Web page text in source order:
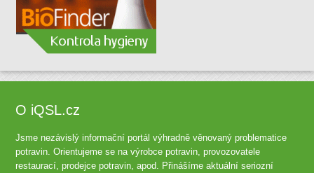
O iQSL.cz
Jsme nezávislý informační portál výhradně věnovaný problematice
potravin. Orientujeme se na výrobce potravin, provozovatele
restaurací, prodejce potravin, apod. Přinášíme aktuální seriozní